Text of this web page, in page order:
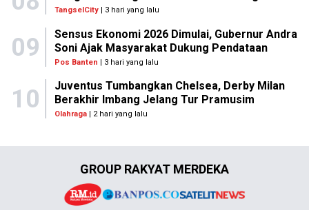
TangselCity | 3 hari yang lalu
09
Sensus Ekonomi 2026 Dimulai, Gubernur Andra
Soni Ajak Masyarakat Dukung Pendataan
Pos Banten | 3 hari yang lalu
10
Juventus Tumbangkan Chelsea, Derby Milan
Berakhir Imbang Jelang Tur Pramusim
Olahraga| 2 hari yang lalu
GROUP RAKYAT MERDEKA